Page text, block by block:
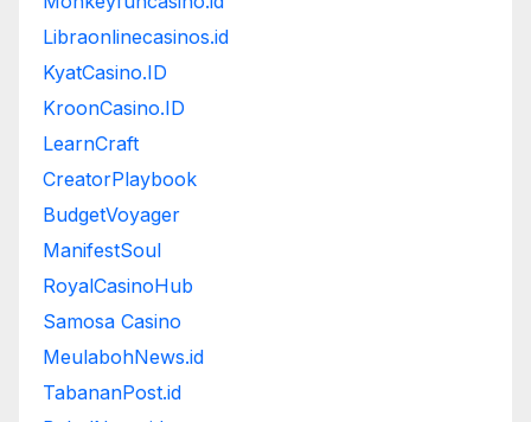
Libraonlinecasinos.id
KyatCasino.ID
KroonCasino.ID
LearnCraft
CreatorPlaybook
BudgetVoyager
ManifestSoul
RoyalCasinoHub
Samosa Casino
MeulabohNews.id
TabananPost.id